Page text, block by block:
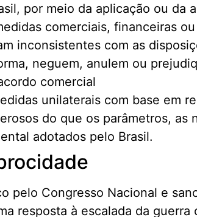
por meio da aplicação ou da
comerciais, financeiras
inconsistentes com as
neguem, anulem ou
comercial
unilaterais com base em
do que os parâmetros, as
adotados pelo Brasil.
pelo Congresso Nacional e
resposta à escalada da guerra